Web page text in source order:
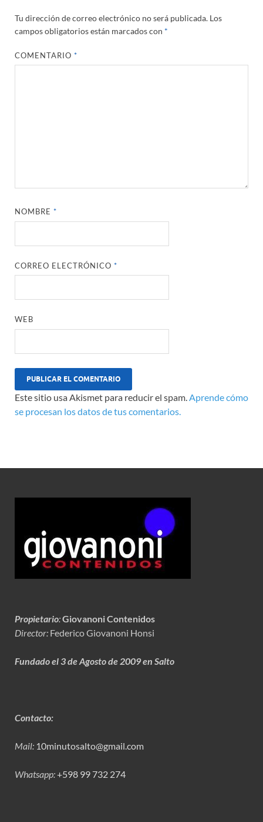
Tu dirección de correo electrónico no será publicada. Los
campos obligatorios están marcados con *
COMENTARIO*
NOMBRE*
CORREO ELECTRÓNICO*
WEB
Este sitio usa Akismet para reducir el spam.Aprende cómo
se procesan los datos de tus comentarios.
Propietario:Giovanoni Contenidos
Director: Federico Giovanoni Honsi
Fundado el 3 de Agosto de 2009 en Salto
Contacto:
Mail: 10minutosalto@gmail.com
Whatsapp:+598 99 732 274